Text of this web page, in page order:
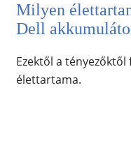
Milyen
Dell
Ezektől a
élettartama.